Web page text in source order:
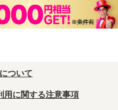
ついて
用に関する注意事項